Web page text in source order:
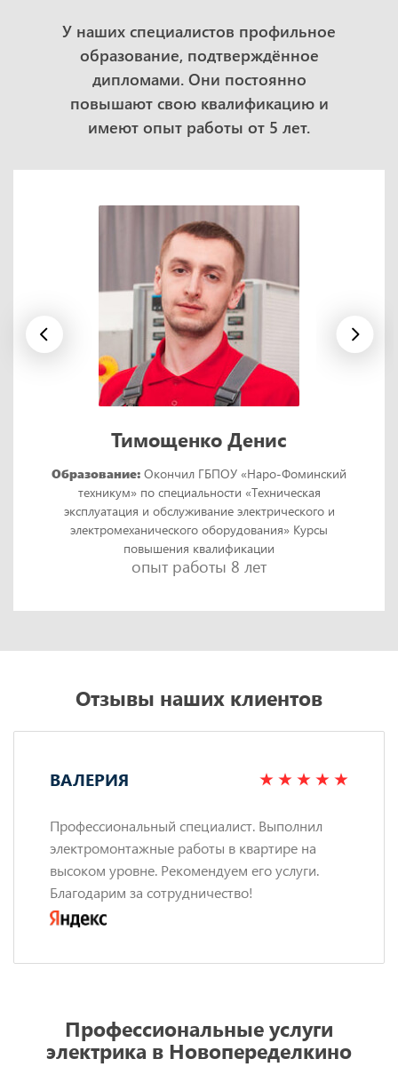
У наших специалистов профильное
образование, подтверждённое
дипломами. Они постоянно
повышают свою квалификацию и
имеют опыт работы от 5 лет.
Тимощенко Денис
Образование: Окончил ГБПОУ «Наро-Фоминский
техникум» по специальности «Техническая
эксплуатация и обслуживание электрического и
электромеханического оборудования» Курсы
повышения квалификации
опыт работы 8 лет
Отзывы наших клиентов
ВАЛЕРИЯ
Профессиональный специалист. Выполнил
электромонтажные работы в квартире на
высоком уровне. Рекомендуем его услуги.
Благодарим за сотрудничество!
Профессиональные услуги
электрика в Новопеределкино